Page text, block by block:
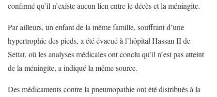
confirmé qu’il n’existe aucun lien entre le décès et la méningite.
Par ailleurs, un enfant de la même famille, souffrant d’une
hypertrophie des pieds, a été évacué à l’hôpital Hassan II de
Settat, où les analyses médicales ont conclu qu’il n’est pas atteint
de la méningite, a indiqué la même source.
Des médicaments contre la pneumopathie ont été distribués à la